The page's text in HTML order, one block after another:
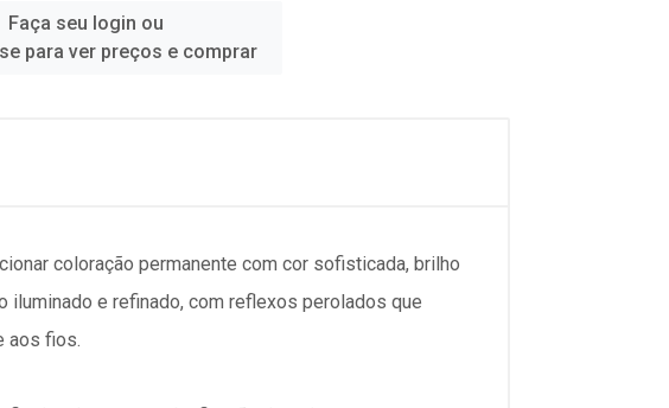
Faça seu login ou
para ver preços e comprar
coloração permanente com cor sofisticada, brilho
e refinado, com reflexos perolados que
aos fios.